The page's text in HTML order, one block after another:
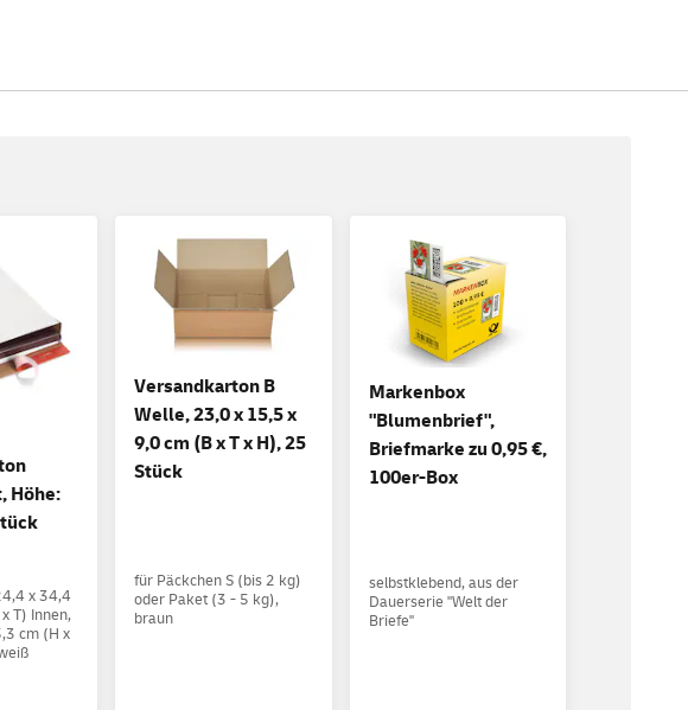
Höhe:
x 34,4
T) Innen,
cm (H x
Versandkarton B
Welle, 23,0 x 15,5 x
9,0 cm (B x T x H), 25
Stück
für Päckchen S (bis 2 kg)
oder Paket (3 - 5 kg),
braun
Markenbox
"Blumenbrief",
Briefmarke zu 0,95 €,
100er-Box
selbstklebend, aus der
Dauerserie "Welt der
Briefe"